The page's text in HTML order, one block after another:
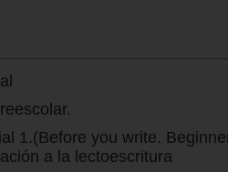
1.(Before you write.
a la lectoescritura